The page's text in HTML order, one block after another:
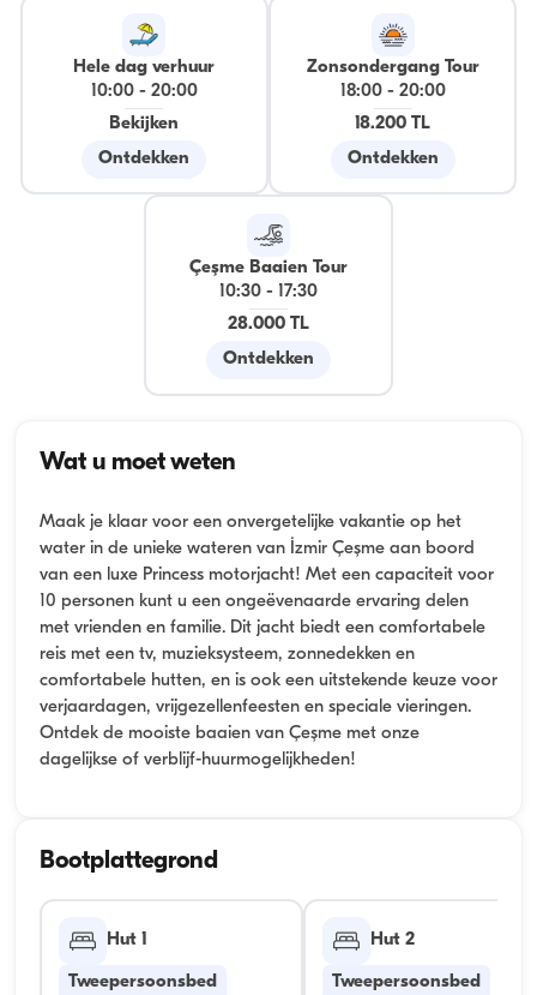
Hele dag verhuur
10:00- 20:00
Bekijken
Ontdekken
Zonsondergang Tour
18:00- 20:00
18.200 TL
Ontdekken
Çeşme Baaien Tour
10:30 -
17:30
28.000 TL
Ontdekken
Wat u moet weten
Maak je klaar voor een onvergetelijke vakantie op het
water in de unieke wateren van İzmir Çeşme aan boord
van een luxe Princess motorjacht! Met een capaciteit voor
10 personen kunt u een ongeëvenaarde ervaring delen
met vrienden en familie. Dit jacht biedt een comfortabele
reis met een tv, muzieksysteem, zonnedekken en
comfortabele hutten, en is ook een uitstekende keuze voor
verjaardagen, vrijgezellenfeesten en speciale vieringen.
Ontdek de mooiste baaien van Çeşme met onze
dagelijkse of verblijf-huurmogelijkheden!
Bootplattegrond
Hut 1
Tweepersoonsbed
Hut 2
Tweepersoonsbed